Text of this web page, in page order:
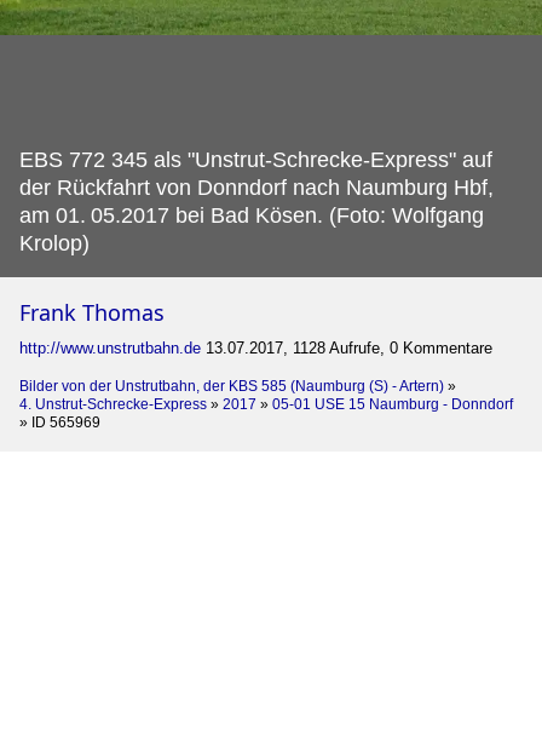
EBS 772 345 als "Unstrut-Schrecke-Express" auf
der Rückfahrt von Donndorf nach Naumburg Hbf,
am 01. 05.2017 bei Bad Kösen. (Foto: Wolfgang
Krolop)
Frank Thomas
http://www.unstrutbahn.de 13.07.2017, 1128 Aufrufe, 0 Kommentare
Bilder von der Unstrutbahn, der KBS 585 (Naumburg (S) - Artern) »
4. Unstrut-Schrecke-Express » 2017 » 05-01 USE 15 Naumburg - Donndorf
» ID 565969